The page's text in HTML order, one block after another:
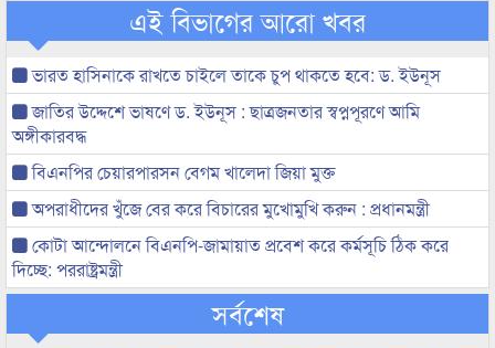
এই বিভাগের আরো খবর
ভারত হাসিনাকে রাখতে চাইলে তাকে চুপ থাকতে হবে: ড. ইউনূস
জাতির উদ্দেশে ভাষণে ড. ইউনূস : ছাত্রজনতার স্বপ্নপূরণে আমি
অঙ্গীকারবদ্ধ
বিএনপির চেয়ারপারসন বেগম খালেদা জিয়া মুক্ত
অপরাধীদের খুঁজে বের করে বিচারের মুখোমুখি করুন : প্রধানমন্ত্রী
কোটা আন্দোলনে বিএনপি-জামায়াত প্রবেশ করে কর্মসূচি ঠিক করে
দিচ্ছে: পররাষ্ট্রমন্ত্রী
সর্বশেষ